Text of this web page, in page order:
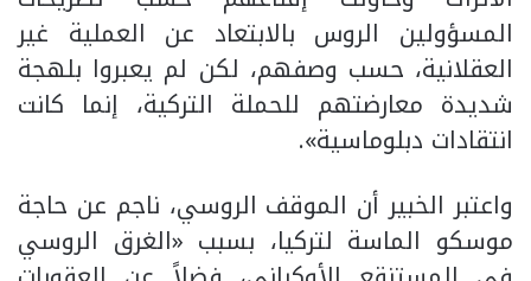
المسؤولين الروس بالابتعاد عن العملية غير
العقلانية، حسب وصفهم، لكن لم يعبروا بلهجة
شديدة معارضتهم للحملة التركية، إنما كانت
انتقادات دبلوماسية».
واعتبر الخبير أن الموقف الروسي، ناجم عن حاجة
موسكو الماسة لتركيا، بسبب «الغرق الروسي